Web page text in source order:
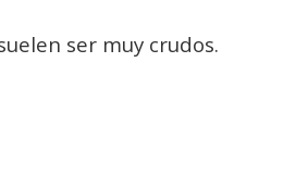
ser muy crudos.